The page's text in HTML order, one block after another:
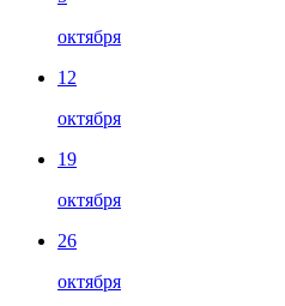
октября
12
октября
19
октября
26
октября